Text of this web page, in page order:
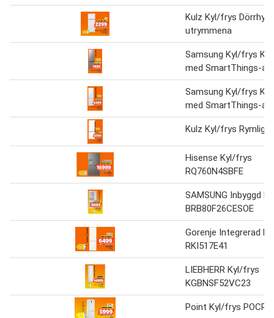
Kulz Kyl/frys
utrymmena
Samsung Kyl/frys
med SmartThings-
Samsung Kyl/frys
med SmartThings-
Kulz Kyl/frys Rymliga
Hisense Kyl/frys
RQ760N4SBFE
SAMSUNG Inbyggd
BRB80F26CESOE
Gorenje Integrerad
RKI517E41
LIEBHERR Kyl/frys
KGBNSF52VC23
Point Kyl/frys